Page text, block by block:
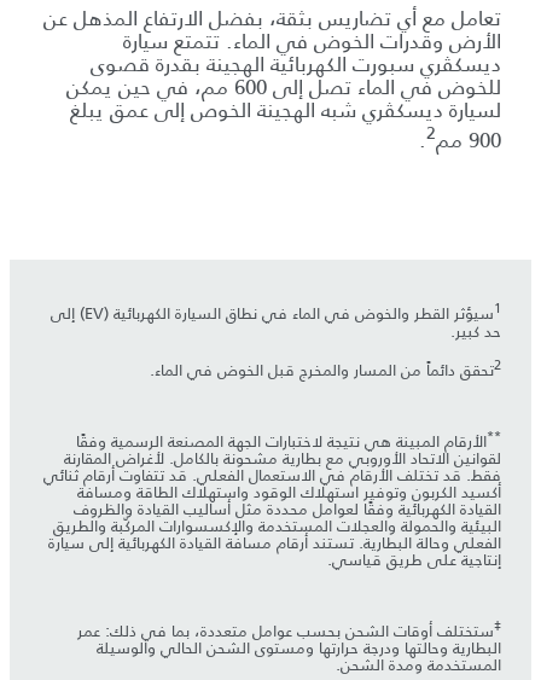
تعامل مع أي تضاريس بثقة، بفضل الارتفاع المذهل عن
الأرض وقدرات الخوض في الماء. تتمتع سيارة
ديسكڤري سبورت الكهربائية الهجينة بقدرة قصوى
للخوض في الماء تصل إلى 600 مم، في حين يمكن
لسيارة ديسكڤري شبه الهجينة الخوص إلى عمق يبلغ
900 مم
2
.
1 سيؤثر القطر والخوض في الماء في نطاق السيارة الكهربائية (EV) إلى
حد كبير.
2تحقق دائماً من المسار والمخرج قبل الخوض في الماء.
**الأرقام المبينة هي نتيجة لاختبارات الجهة المصنعة الرسمية وفقًا
لقوانين الاتحاد الأوروبي مع بطارية مشحونة بالكامل. لأغراض المقارنة
فقط. قد تختلف الأرقام في الاستعمال الفعلي. قد تتفاوت أرقام ثنائي
أكسيد الكربون وتوفير استهلاك الوقود واستهلاك الطاقة ومسافة
القيادة الكهربائية وفقًا لعوامل محددة مثل أساليب القيادة والظروف
البيئية والحمولة والعجلات المستخدمة والإكسسوارات المركّبة والطريق
الفعلي وحالة البطارية. تستند أرقام مسافة القيادة الكهربائية إلى سيارة
إنتاجية على طريق قياسي.
‡ستختلف أوقات الشحن بحسب عوامل متعددة، بما في ذلك: عمر
البطارية وحالتها ودرجة حرارتها ومستوى الشحن الحالي والوسيلة
المستخدمة ومدة الشحن.